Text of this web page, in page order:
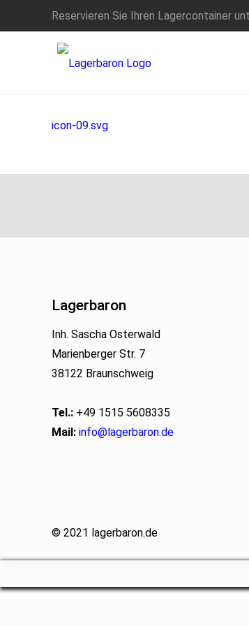
Reservieren Sie Ihren Lagercontainer
icon-09.svg
Lagerbaron
Inh. Sascha Osterwald
Marienberger Str. 7
38122 Braunschweig
Tel.: +49 1515 5608335
Mail: info@lagerbaron.de
© 2021 lagerbaron.de